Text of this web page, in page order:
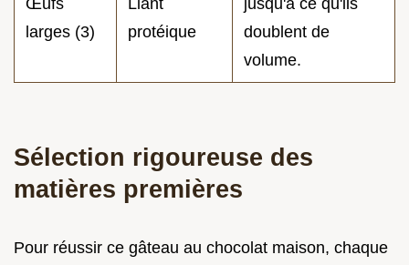
larges (3)
protéique
doublent de
volume.
Sélection rigoureuse des
matières premières
Pour réussir ce gâteau au chocolat maison, chaque